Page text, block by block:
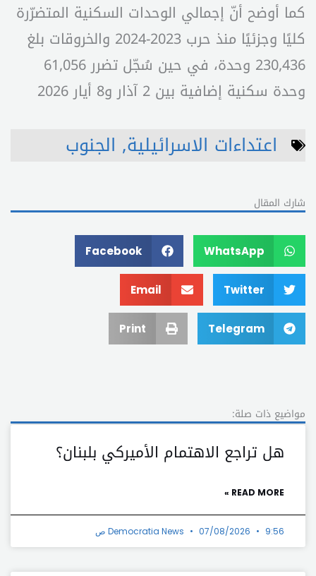
كما أوضح أنّ إجمالي الوحدات السكنية المتضرّرة
كليًا وجزئيًا منذ حرب 2023-2024 والخروقات بلغ
230,436 وحدة، في حين سُجّل تضرر 61,056
وحدة سكنية إضافية بين 2 آذار و8 أيار 2026
اعتداءات الاسرائيلية, الجنوب
شارك المقال
WhatsApp
Facebook
Twitter
Email
Telegram
Print
مواضيع ذات صلة:
هل تراجع الاهتمام الأميركي بلبنان؟
READ MORE »
Democratia News 07/08/2026 9:56 ص